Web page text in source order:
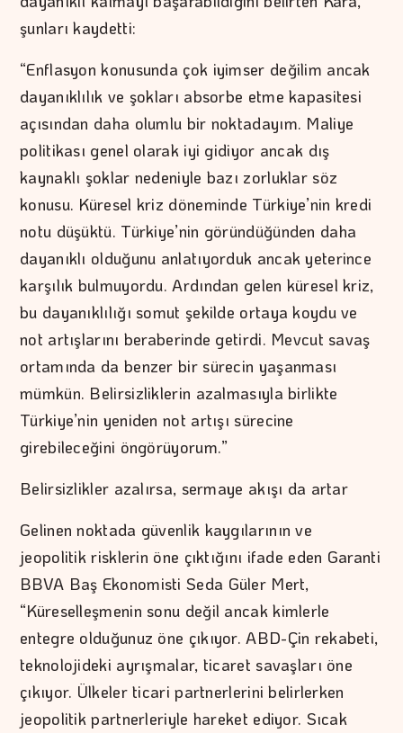
şunları kaydetti:
“Enflasyon konusunda çok iyimser değilim ancak
dayanıklılık ve şokları absorbe etme kapasitesi
açısından daha olumlu bir noktadayım. Maliye
politikası genel olarak iyi gidiyor ancak dış
kaynaklı şoklar nedeniyle bazı zorluklar söz
konusu. Küresel kriz döneminde Türkiye’nin kredi
notu düşüktü. Türkiye’nin göründüğünden daha
dayanıklı olduğunu anlatıyorduk ancak yeterince
karşılık bulmuyordu. Ardından gelen küresel kriz,
bu dayanıklılığı somut şekilde ortaya koydu ve
not artışlarını beraberinde getirdi. Mevcut savaş
ortamında da benzer bir sürecin yaşanması
mümkün. Belirsizliklerin azalmasıyla birlikte
Türkiye’nin yeniden not artışı sürecine
girebileceğini öngörüyorum.”
Belirsizlikler azalırsa, sermaye akışı da artar
Gelinen noktada güvenlik kaygılarının ve
jeopolitik risklerin öne çıktığını ifade eden Garanti
BBVA Baş Ekonomisti Seda Güler Mert,
“Küreselleşmenin sonu değil ancak kimlerle
entegre olduğunuz öne çıkıyor. ABD-Çin rekabeti,
teknolojideki ayrışmalar, ticaret savaşları öne
çıkıyor. Ülkeler ticari partnerlerini belirlerken
jeopolitik partnerleriyle hareket ediyor. Sıcak